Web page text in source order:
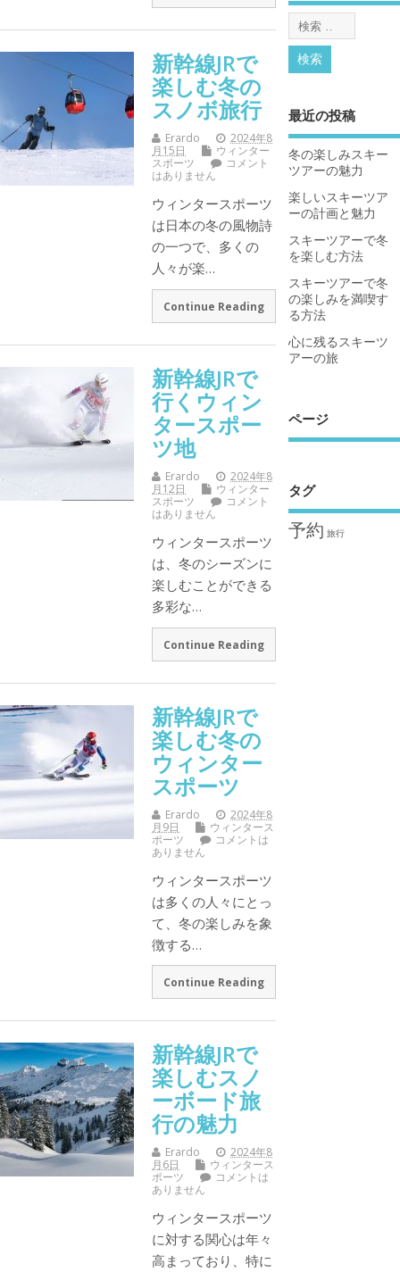
新幹線JRで
楽しむ冬の
スノボ旅行
Erardo
2024年8
月15日
ウィンター
スポーツ
コメント
はありません
ウィンタースポーツ
は日本の冬の風物詩
の一つで、多くの
人々が楽…
Continue Reading
新幹線JRで
行くウィン
タースポー
ツ地
Erardo
2024年8
月12日
ウィンター
スポーツ
コメント
はありません
ウィンタースポーツ
は、冬のシーズンに
楽しむことができる
多彩な…
Continue Reading
新幹線JRで
楽しむ冬の
ウィンター
スポーツ
Erardo
2024年8
月9日
ウィンタース
ポーツ
コメントは
ありません
ウィンタースポーツ
は多くの人々にとっ
て、冬の楽しみを象
徴する…
Continue Reading
新幹線JRで
楽しむスノ
ーボード旅
行の魅力
Erardo
2024年8
月6日
ウィンタース
ポーツ
コメントは
ありません
ウィンタースポーツ
に対する関心は年々
高まっており、特に
最近の投稿
冬の楽しみスキー
ツアーの魅力
楽しいスキーツア
ーの計画と魅力
スキーツアーで冬
を楽しむ方法
スキーツアーで冬
の楽しみを満喫す
る方法
心に残るスキーツ
アーの旅
ページ
タグ
予約 旅行